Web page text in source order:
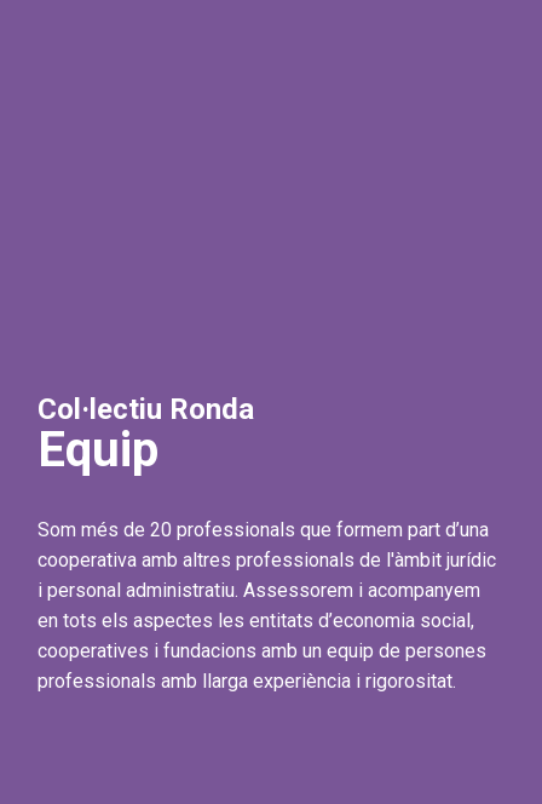
Col·lectiu Ronda
Equip
Som més de 20 professionals que formem part d’una
cooperativa amb altres professionals de l'àmbit jurídic
i personal administratiu. Assessorem i acompanyem
en tots els aspectes les entitats d’economia social,
cooperatives i fundacions amb un equip de persones
professionals amb llarga experiència i rigorositat.